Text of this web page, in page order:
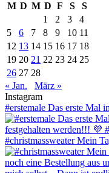
M D M D F S
S
1
2 3
4
5
6 7 8 9 10 11
12 13 14 15 16 17 18
19 20 21 22 23 24 25
26 27 28
« Jan.
März »
Instagram
#erstemale Das erste Mal
#christmassweater Mein